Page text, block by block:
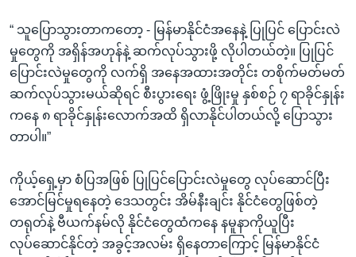
“ သူပြောသွားတာကတော့ - မြန်မာနိုင်ငံအနေနဲ့ ပြုပြင် ပြောင်းလဲ
မှုတွေကို အရှိန်အဟုန်နဲ့ ဆက်လုပ်သွားဖို့ လိုပါတယ်တဲ့။ ပြုပြင်
ပြောင်းလဲမှုတွေကို လက်ရှိ အနေအထားအတိုင်း တစိုက်မတ်မတ်
ဆက်လုပ်သွားမယ်ဆိုရင် စီးပွားရေး ဖွံ့ဖြိုးမှု နှစ်စဉ် ၇ ရာခိုင်နှုန်း
ကနေ ၈ ရာခိုင်နှုန်းလောက်အထိ ရှိလာနိုင်ပါတယ်လို့ ပြောသွား
တာပါ။”
ကိုယ့်ရှေ့မှာ စံပြအဖြစ် ပြုပြင်ပြောင်းလဲမှုတွေ လုပ်ဆောင်ပြီး
အောင်မြင်မှုရနေတဲ့ ဒေသတွင်း အိမ်နီးချင်း နိုင်ငံတွေဖြစ်တဲ့
တရုတ်နဲ့ ဗီယက်နမ်လို နိုင်ငံတွေထံကနေ နမူနာကိုယူပြီး
လုပ်ဆောင်နိုင်တဲ့ အခွင့်အလမ်း ရှိနေတာကြောင့် မြန်မာနိုင်ငံ